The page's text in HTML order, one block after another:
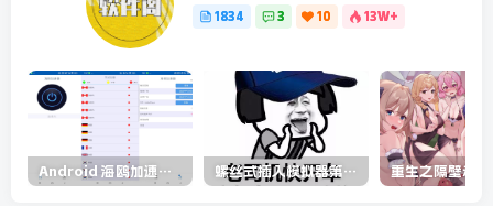
1834 3 10 13W+
Android 海鸥加速器v6.6.3(解锁会员) 螺丝式插入模拟器第5代/NejicomiSimulator.Vol.5.v1.0.2